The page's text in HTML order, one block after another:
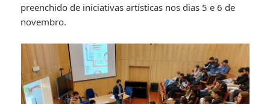
preenchido de iniciativas artísticas nos dias 5 e 6 de
novembro.